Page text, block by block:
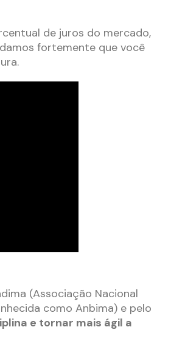
de juros do mercado,
fortemente que você
(Associação Nacional
como Anbima) e pelo
e tornar mais ágil a